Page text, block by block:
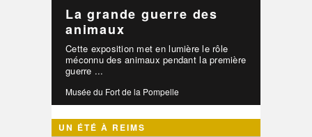
La grande guerre des
animaux
Cette exposition met en lumière le rôle
méconnu des animaux pendant la première
guerre ...
Musée du Fort de la Pompelle
UN ÉTÉ À REIMS